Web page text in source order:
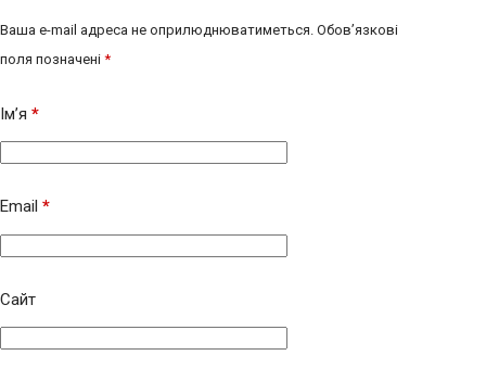
Ваша e-mail адреса не оприлюднюватиметься. Обов’язкові
поля позначені *
Ім’я *
Email *
Сайт